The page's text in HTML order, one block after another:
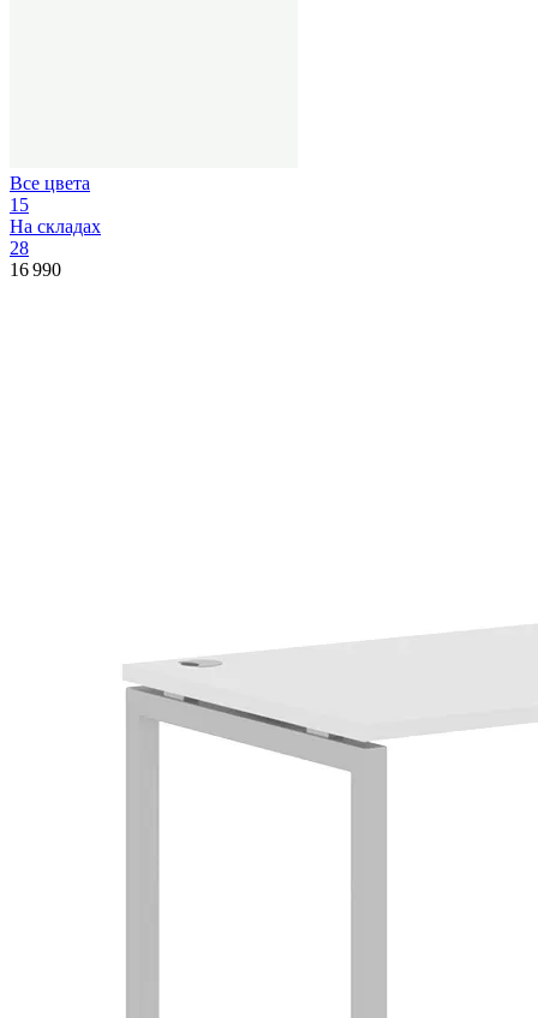
Все цвета
15
На складах
28
16 990